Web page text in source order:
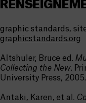
graphic standards,
graphicstandards.org
Altshuler, Bruce ed.
Collecting the New.
University Press, 2005.
Antaki, Karen, et al.